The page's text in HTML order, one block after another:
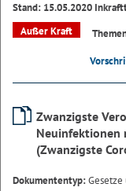
Stand: 15.05.2020
Außer Kraft
Zwanzigste
Neuinfektionen
(Zwanzigste
Dokumententyp: